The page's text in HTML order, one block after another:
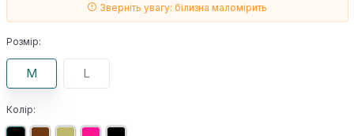
Зверніть увагу: білизна маломірить
Розмір:
M L
Колір: